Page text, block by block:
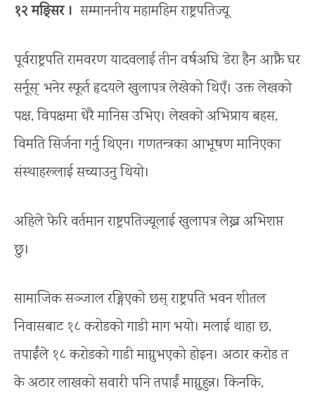
१२ मङ्सिर । सम्माननीय महामहिम राष्ट्रपतिज्यू
पूर्वराष्ट्रपति रामवरण यादवलाई तीन वर्षअघि ‘डेरा हैन आफ्नै घर
सर्नूस्’ भनेर स्फूर्त हृदयले खुलापत्र लेखेको थिएँ। उक्त लेखको
पक्ष, विपक्षमा धेरै मानिस उभिए। लेखको अभिप्राय बहस,
विमति सिर्जना गर्नु थिएन। गणतन्त्रका आभूषण मानिएका
संस्थाहरूलाई सच्याउनु थियो।
अहिले फेरि वर्तमान राष्ट्रपतिज्यूलाई खुलापत्र लेख्न अभिशप्त
छु।
सामाजिक सञ्जाल रङ्गिएको छस् राष्ट्रपति भवन शीतल
निवासबाट १८ करोडको गाडी माग भयो। मलाई थाहा छ,
तपाईंले १८ करोडको गाडी माग्नुभएको होइन। अठार करोड त
के अठार लाखको सवारी पनि तपाईं माग्नुहुन्न। किनकि,